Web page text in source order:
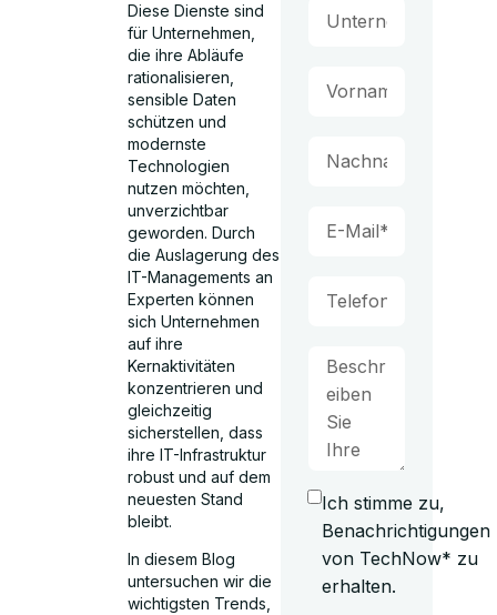
Diese Dienste sind
für Unternehmen,
die ihre Abläufe
rationalisieren,
sensible Daten
schützen und
modernste
Technologien
nutzen möchten,
unverzichtbar
geworden. Durch
die Auslagerung des
IT-Managements an
Experten können
sich Unternehmen
auf ihre
Kernaktivitäten
konzentrieren und
gleichzeitig
sicherstellen, dass
ihre IT-Infrastruktur
robust und auf dem
neuesten Stand
bleibt.
In diesem Blog
untersuchen wir die
wichtigsten Trends,
Ich stimme zu,
Benachrichtigungen
von TechNow* zu
erhalten.